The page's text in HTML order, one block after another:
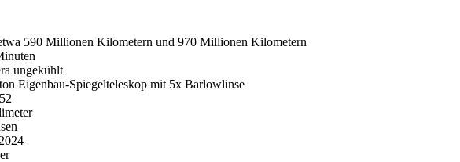
590 Millionen Kilometern und 970 Millionen Kilometern
ungekühlt
Eigenbau-Spiegelteleskop mit 5x Barlowlinse